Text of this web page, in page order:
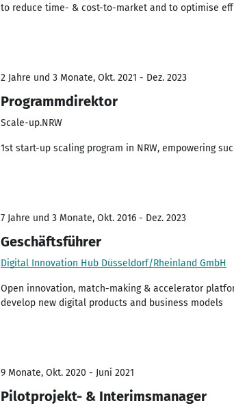
to reduce time- & cost-to-market and to optimise
2 Jahre und 3 Monate, Okt. 2021 - Dez. 2023
Programmdirektor
Scale-up.NRW
1st start-up scaling program in NRW, empowering
7 Jahre und 3 Monate, Okt. 2016 - Dez. 2023
Geschäftsführer
Digital Innovation Hub Düsseldorf/Rheinland GmbH
Open innovation, match-making & accelerator
develop new digital products and business models
9 Monate, Okt. 2020 - Juni 2021
Pilotprojekt- & Interimsmanager